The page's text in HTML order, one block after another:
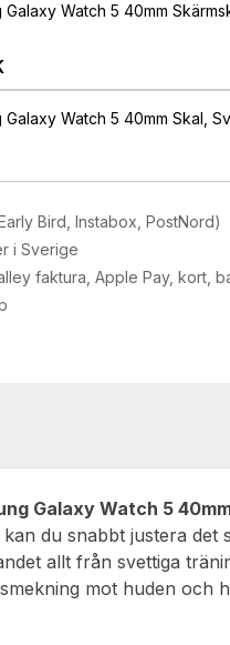
Galaxy Watch 5 40mm
Galaxy Watch 5 40mm Skal,
Bird, Instabox, PostNord)
i Sverige
faktura, Apple Pay, kort,
Galaxy Watch 5
du snabbt justera det
allt från svettiga
mot huden och